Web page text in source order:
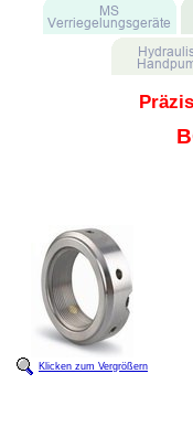
Klicken zum Vergrößern